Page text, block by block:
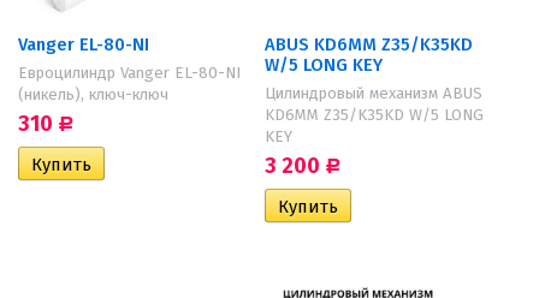
Vanger EL-80-NI
Евроцилиндр Vanger EL-80-NI
(никель), ключ-ключ
310 Р
ABUS KD6MM Z35/K35KD
W/5 LONG KEY
Цилиндровый механизм ABUS
KD6MM Z35/K35KD W/5 LONG
KEY
3 200 Р